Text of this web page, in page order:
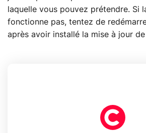
laquelle vous pouvez prétendre. Si
fonctionne pas, tentez de
après avoir installé la mise à jour